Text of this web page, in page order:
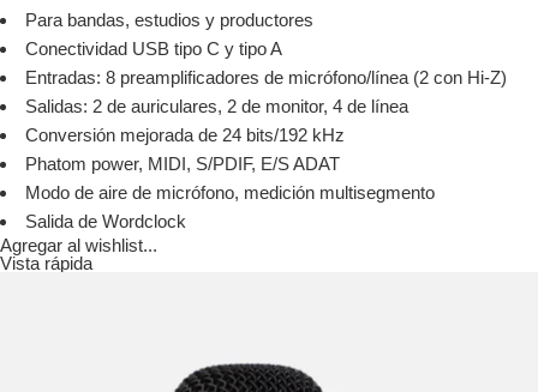
Para bandas, estudios y productores
Conectividad USB tipo C y tipo A
Entradas: 8 preamplificadores de micrófono/línea (2 con Hi-Z)
Salidas: 2 de auriculares, 2 de monitor, 4 de línea
Conversión mejorada de 24 bits/192 kHz
Phatom power, MIDI, S/PDIF, E/S ADAT
Modo de aire de micrófono, medición multisegmento
Salida de Wordclock
Agregar al wishlist...
Vista rápida